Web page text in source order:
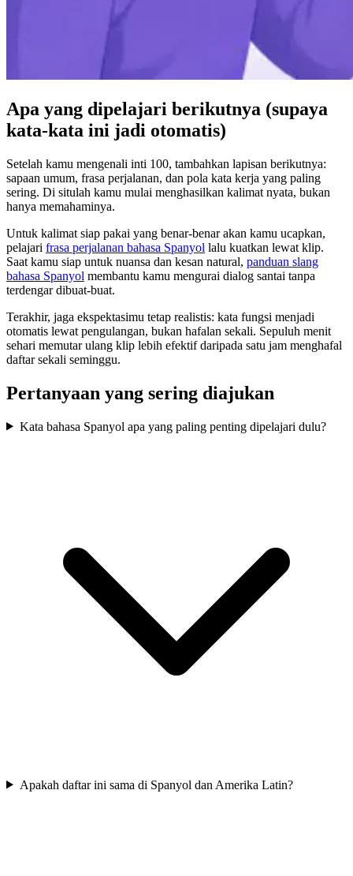
Apa yang dipelajari berikutnya (supaya
kata-kata ini jadi otomatis)
Setelah kamu mengenali inti 100, tambahkan lapisan berikutnya:
sapaan umum, frasa perjalanan, dan pola kata kerja yang paling
sering. Di situlah kamu mulai menghasilkan kalimat nyata, bukan
hanya memahaminya.
Untuk kalimat siap pakai yang benar-benar akan kamu ucapkan,
pelajari frasa perjalanan bahasa Spanyol lalu kuatkan lewat klip.
Saat kamu siap untuk nuansa dan kesan natural, panduan slang
bahasa Spanyol membantu kamu mengurai dialog santai tanpa
terdengar dibuat-buat.
Terakhir, jaga ekspektasimu tetap realistis: kata fungsi menjadi
otomatis lewat pengulangan, bukan hafalan sekali. Sepuluh menit
sehari memutar ulang klip lebih efektif daripada satu jam menghafal
daftar sekali seminggu.
Pertanyaan yang sering diajukan
Kata bahasa Spanyol apa yang paling penting dipelajari dulu?
Apakah daftar ini sama di Spanyol dan Amerika Latin?